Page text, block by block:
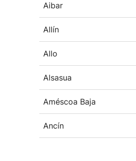
Aibar
Allín
Allo
Alsasua
Améscoa Baja
Ancín